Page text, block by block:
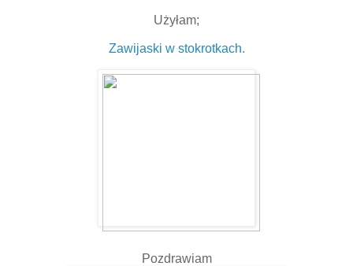
Użyłam;
Zawijaski w stokrotkach.
Pozdrawiam